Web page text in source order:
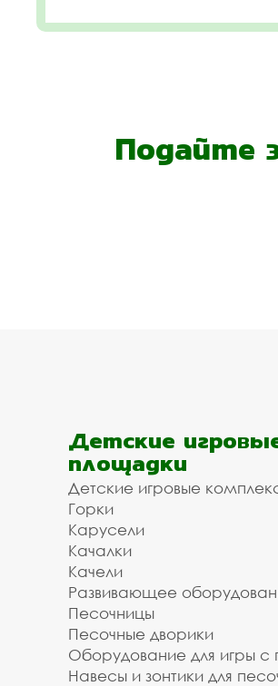
Подайте
Детские
площадки
Детские игровые
Горки
Карусели
Качалки
Качели
Развивающее
Песочницы
Песочные дворики
Оборудование для игры с
Навесы и зонтики для